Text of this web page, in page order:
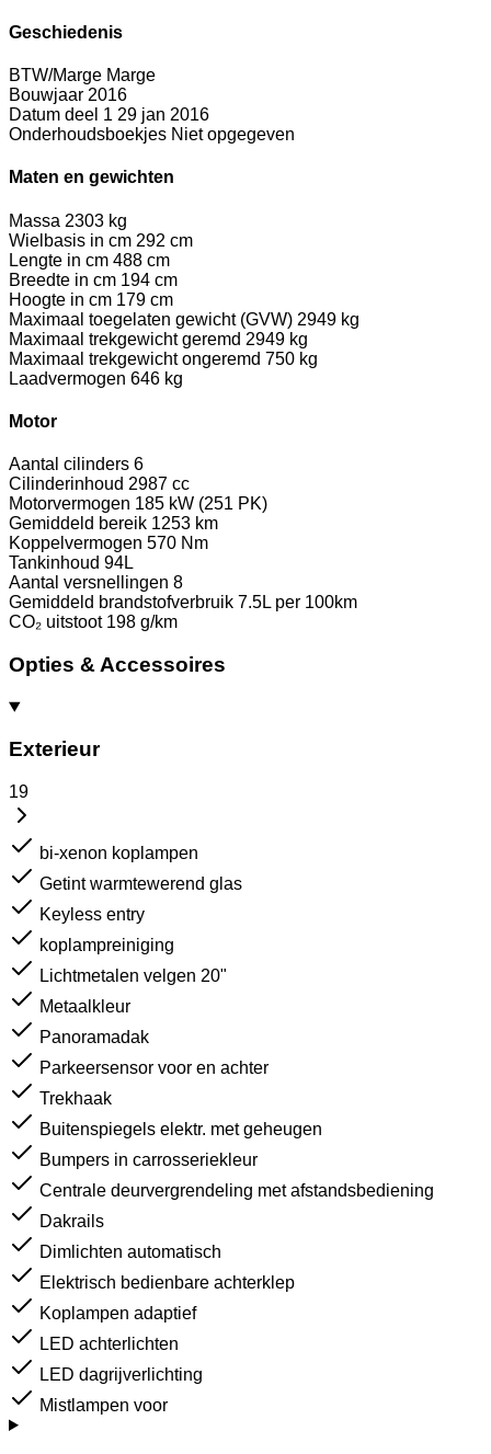
Geschiedenis
BTW/Marge Marge
Bouwjaar 2016
Datum deel 1 29 jan 2016
Onderhoudsboekjes Niet opgegeven
Maten en gewichten
Massa 2303 kg
Wielbasis in cm 292 cm
Lengte in cm 488 cm
Breedte in cm 194 cm
Hoogte in cm 179 cm
Maximaal toegelaten gewicht (GVW) 2949 kg
Maximaal trekgewicht geremd 2949 kg
Maximaal trekgewicht ongeremd 750 kg
Laadvermogen 646 kg
Motor
Aantal cilinders 6
Cilinderinhoud 2987 cc
Motorvermogen 185 kW (251 PK)
Gemiddeld bereik 1253 km
Koppelvermogen 570 Nm
Tankinhoud 94L
Aantal versnellingen 8
Gemiddeld brandstofverbruik 7.5L per 100km
CO₂ uitstoot 198 g/km
Opties & Accessoires
Exterieur
19
bi-xenon koplampen
Getint warmtewerend glas
Keyless entry
koplampreiniging
Lichtmetalen velgen 20"
Metaalkleur
Panoramadak
Parkeersensor voor en achter
Trekhaak
Buitenspiegels elektr. met geheugen
Bumpers in carrosseriekleur
Centrale deurvergrendeling met afstandsbediening
Dakrails
Dimlichten automatisch
Elektrisch bedienbare achterklep
Koplampen adaptief
LED achterlichten
LED dagrijverlichting
Mistlampen voor